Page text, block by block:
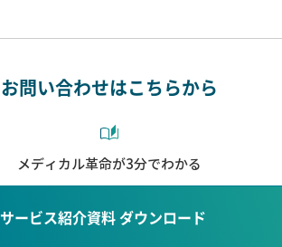
お問い合わせはこちらから
メディカル革命が3分でわかる
サービス紹介資料 ダウンロード